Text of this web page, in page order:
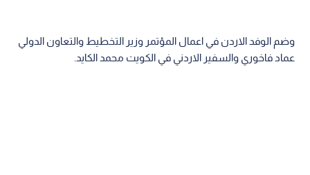
وضم الوفد الاردن في اعمال المؤتمر وزير التخطيط والتعاون الدولي
عماد فاخوري والسفير الاردني في الكويت محمد الكايد.